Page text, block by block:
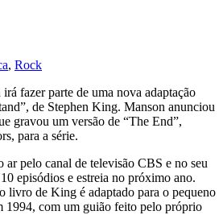
, Rock
fazer parte de uma nova adaptação
de Stephen King. Manson anunciou
gravou um versão de “The End”,
para a série.
ar pelo canal de televisão CBS e no seu
episódios e estreia no próximo ano.
livro de King é adaptado para o pequeno
1994, com um guião feito pelo próprio